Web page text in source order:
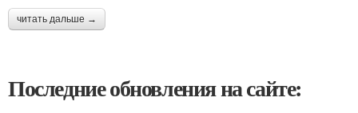
читать дальше →
Последние обновления на сайте: